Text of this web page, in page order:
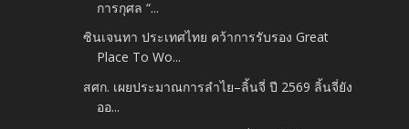
การกุศล “...
ซินเจนทา ประเทศไทย คว้าการรับรอง Great
Place To Wo...
สศก. เผยประมาณการลำไย–ลิ้นจี่ ปี 2569 ลิ้นจี่ยัง
ออ...